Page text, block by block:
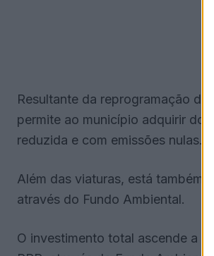
Resultante da reprogramação
permite ao município adquirir
reduzida e com emissões nulas.
Além das viaturas, está também
através do Fundo Ambiental.
O investimento total ascende a